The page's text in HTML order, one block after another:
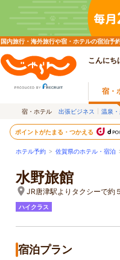
国内旅行・海外旅行や宿・ホテルの宿泊
こんにち
宿・
宿・ホテル 出張ビジネス 温泉
ポイントがたまる・つかえる
ホテル予約 > 佐賀県のホテル・宿泊
水野旅館
JR唐津駅よりタクシーで約
ハイクラス
宿泊プラン